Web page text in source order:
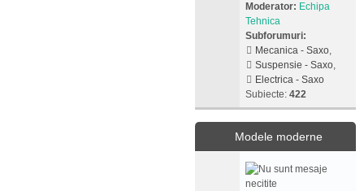
Moderator: Echipa
Tehnica
Subforumuri:
Mecanica - Saxo,
Suspensie - Saxo,
Electrica - Saxo
Subiecte: 422
Modele moderne